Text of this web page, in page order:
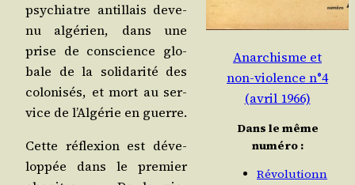
psy­chiatre antillais deve­
nu algé­rien, dans une
prise de conscience glo­
bale de la soli­da­ri­té des
colo­ni­sés, et mort au ser­
vice de l’Algérie en guerre.
Cette réflexion est déve­
lop­pée dans le pre­mier
Anarchisme et
non-violence n°4
(avril 1966)
Dans le même
numéro :
Révolutionn